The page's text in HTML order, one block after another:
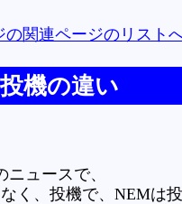
の関連ページのリスト
機の違い
ュースで、
く、投機で、NEMは